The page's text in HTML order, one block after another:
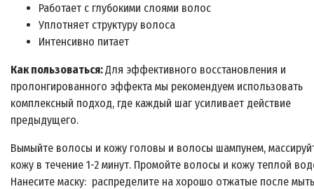
Работает с глубокими слоями волос
Уплотняет структуру волоса
Интенсивно питает
Как пользоваться:Для эффективного восстановления и
пролонгированного эффекта мы рекомендуем использовать
комплексный подход, где каждый шаг усиливает действие
предыдущего.
Вымыйте волосы и кожу головы и волосы шампунем,
кожу в течение 1-2 минут. Промойте волосы и кожу теплой
Нанесите маску: распределите на хорошо отжатые после